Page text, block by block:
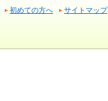
初めての方へ サイトマップ